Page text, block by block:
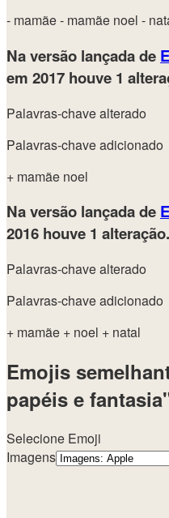
- mamãe- mamãe noel -
Na versão lançada de
em 2017 houve 1
Palavras-chave alterado
Palavras-chave adicionado
+ mamãe noel
Na versão lançada de
2016 houve 1 alteração.
Palavras-chave alterado
Palavras-chave adicionado
+ mamãe + noel + natal
Emojis
papéis e
Selecione Emoji
Imagens